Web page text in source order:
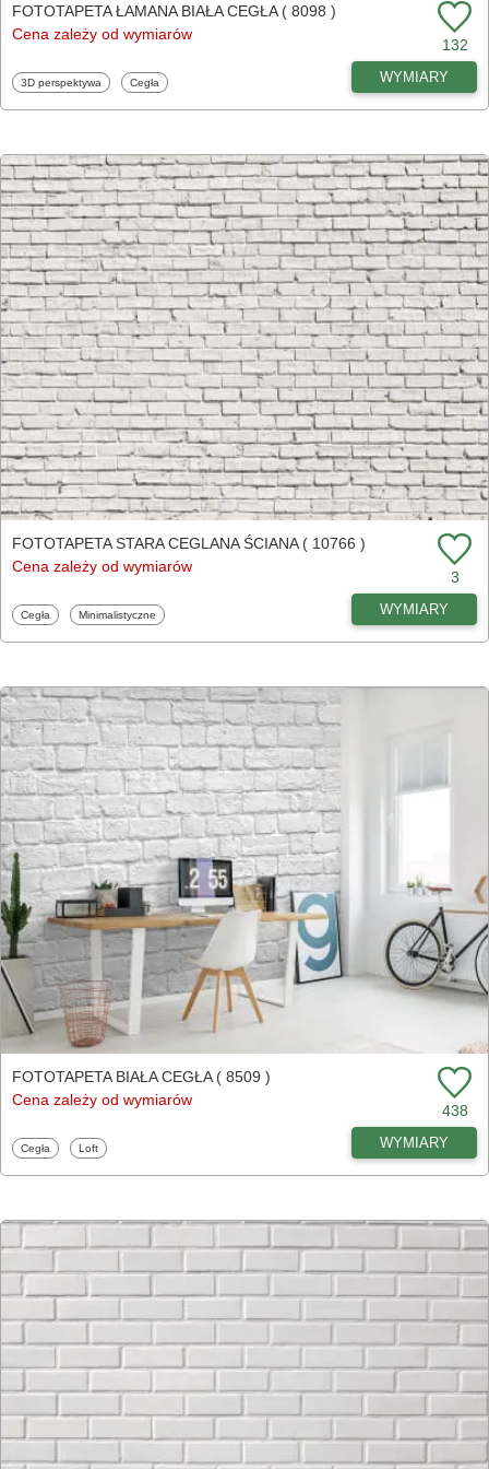
FOTOTAPETA ŁAMANA BIAŁA CEGŁA ( 8098 )
Cena zależy od wymiarów
132
Fototapety
3D perspektywa Fototapety
Cegła WYMIARY
FOTOTAPETA STARA CEGLANA ŚCIANA ( 10766 )
Cena zależy od wymiarów
3
Fototapety
Cegła Fototapety
Minimalistyczne WYMIARY
FOTOTAPETA BIAŁA CEGŁA ( 8509 )
Cena zależy od wymiarów
438
Fototapety
Cegła Fototapety
Loft WYMIARY